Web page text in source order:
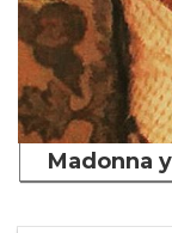
Madonna